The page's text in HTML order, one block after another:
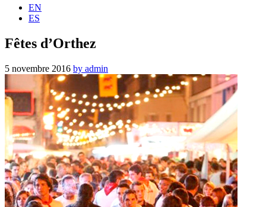
EN
ES
Fêtes d’Orthez
5 novembre 2016 by admin